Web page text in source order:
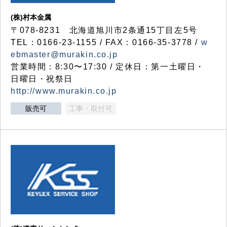
(株)村本金属
〒078-8231 北海道旭川市2条通15丁目左5号
TEL：0166-23-1155 / FAX：0166-35-3778 / w
ebmaster@murakin.co.jp
営業時間：8:30〜17:30 / 定休日：第一土曜日・
日曜日・祝祭日
http://www.murakin.co.jp
販売可 工事・取付可